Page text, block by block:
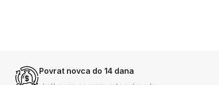
Povrat novca do 14 dana